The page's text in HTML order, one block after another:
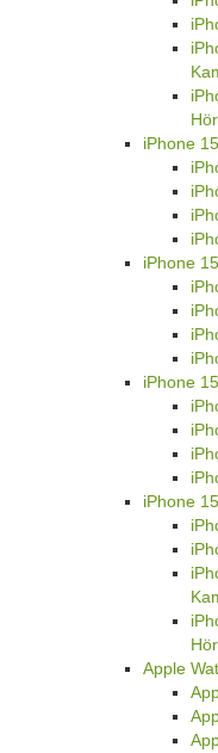
iPhone 15
iPhone
iPhone
iPhone
Apple